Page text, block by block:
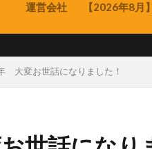
運営会社 【2026年8月
大変お世話になりました！